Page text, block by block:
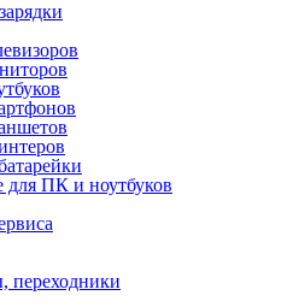
ПК и ноутбуков
переходники